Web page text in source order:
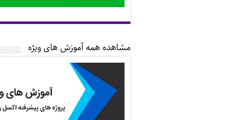
مشاهده همه آموزش های ویژه